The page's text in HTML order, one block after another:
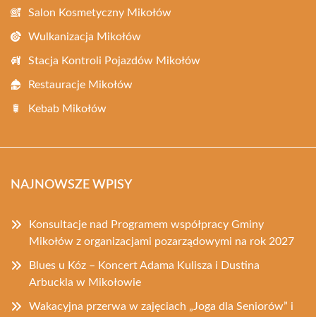
Salon Kosmetyczny Mikołów
Wulkanizacja Mikołów
Stacja Kontroli Pojazdów Mikołów
Restauracje Mikołów
Kebab Mikołów
NAJNOWSZE WPISY
Konsultacje nad Programem współpracy Gminy
Mikołów z organizacjami pozarządowymi na rok 2027
Blues u Kóz – Koncert Adama Kulisza i Dustina
Arbuckla w Mikołowie
Wakacyjna przerwa w zajęciach „Joga dla Seniorów” i